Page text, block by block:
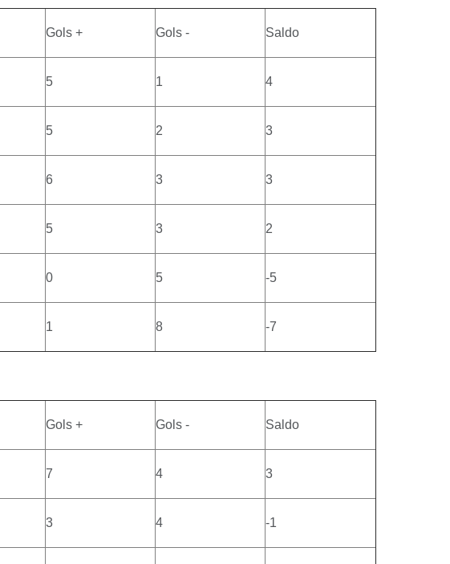
Gols + Gols - Saldo
5 1 4
5 2 3
6 3 3
5 3 2
0 5 -5
1 8 -7
Gols + Gols - Saldo
7 4 3
3 4 -1